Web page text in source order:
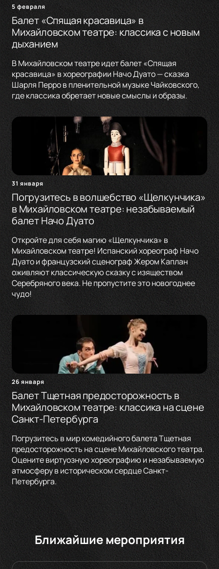
5 февраля
Балет «Спящая красавица» в
Михайловском театре: классика с новым
дыханием
В Михайловском театре идет балет «Спящая
красавица» в хореографии Начо Дуато — сказка
Шарля Перро в пленительной музыке Чайковского,
где классика обретает новые смыслы и образы.
31 января
Погрузитесь в волшебство «Щелкунчика»
в Михайловском театре: незабываемый
балет Начо Дуато
Откройте для себя магию «Щелкунчика» в
Михайловском театре! Испанский хореограф Начо
Дуато и французский сценограф Жером Каплан
оживляют классическую сказку с изяществом
Серебряного века. Не пропустите это новогоднее
чудо!
26 января
Балет Тщетная предосторожность в
Михайловском театре: классика на сцене
Санкт-Петербурга
Погрузитесь в мир комедийного балета Тщетная
предосторожность на сцене Михайловского театра.
Оцените виртуозную хореографию и незабываемую
атмосферу в историческом сердце Санкт-
Петербурга.
Ближайшие мероприятия